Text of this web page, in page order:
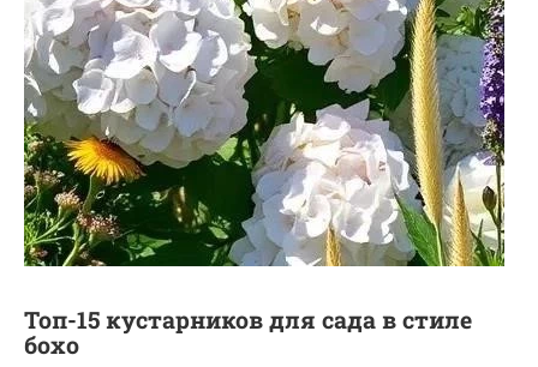
Топ-15 кустарников для сада в стиле
бохо